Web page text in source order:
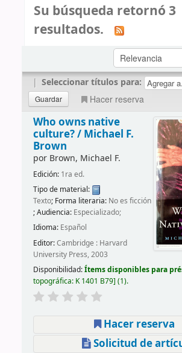
Su búsqueda retornó 3
resultados.
| Seleccionar títulos para:
Hacer reserva
Who owns native
culture? / Michael F.
Brown
por Brown, Michael F.
Edición: 1ra ed.
Tipo de material:
Texto; Forma literaria: No es ficción
; Audiencia: Especializado;
Idioma: Español
Editor:Cambridge : Harvard
University Press, 2003
Disponibilidad:Ítems disponibles para
topográfica: K 1401 B79 (1).
Hacer reserva
Solicitud de